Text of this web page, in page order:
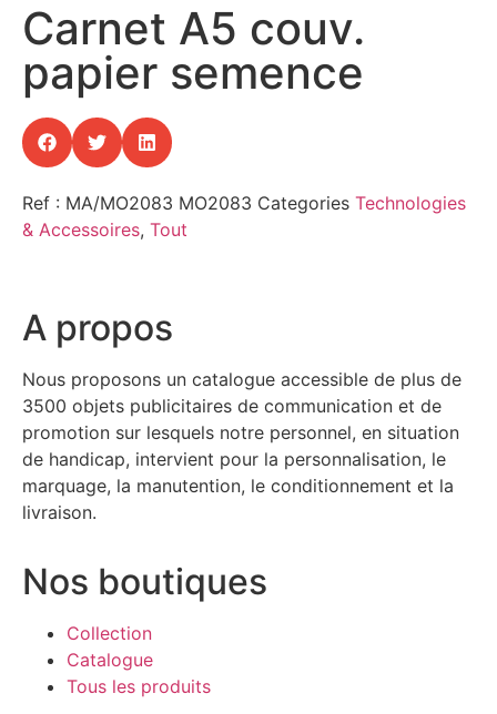
Carnet A5 couv.
papier semence
Ref : MA/MO2083 MO2083 Categories Technologies
& Accessoires, Tout
A propos
Nous proposons un catalogue accessible de plus de
3500 objets publicitaires de communication et de
promotion sur lesquels notre personnel, en situation
de handicap, intervient pour la personnalisation, le
marquage, la manutention, le conditionnement et la
livraison.
Nos boutiques
Collection
Catalogue
Tous les produits